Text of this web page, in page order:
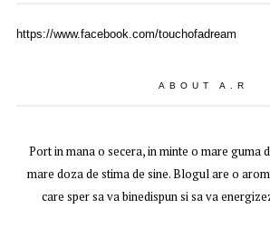
https://www.facebook.com/touchofadream
ABOUT A.R
Port in mana o secera, in minte o mare guma
mare doza de stima de sine. Blogul are o
care sper sa va binedispun si sa va